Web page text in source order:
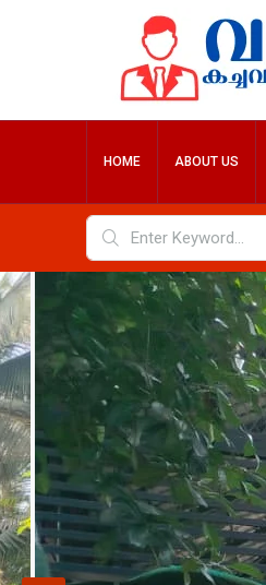
HOME ABOUT US